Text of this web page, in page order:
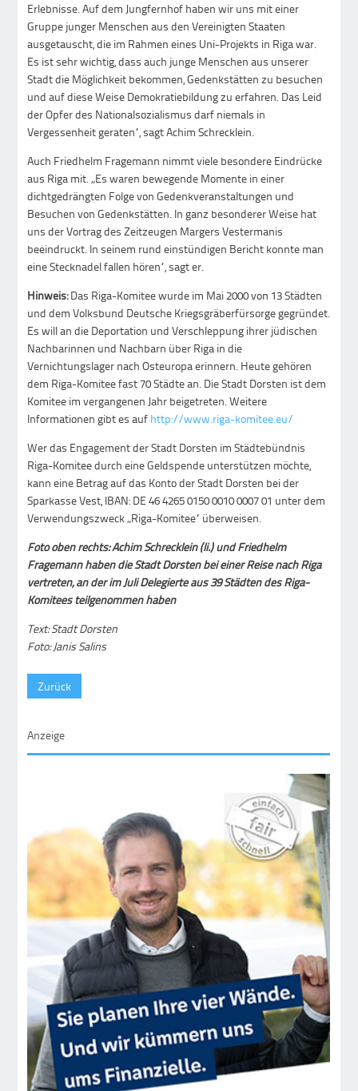
Erlebnisse. Auf dem Jungfernhof haben wir uns mit einer
Gruppe junger Menschen aus den Vereinigten Staaten
ausgetauscht, die im Rahmen eines Uni-Projekts in Riga war.
Es ist sehr wichtig, dass auch junge Menschen aus unserer
Stadt die Möglichkeit bekommen, Gedenkstätten zu besuchen
und auf diese Weise Demokratiebildung zu erfahren. Das Leid
der Opfer des Nationalsozialismus darf niemals in
Vergessenheit geraten“, sagt Achim Schrecklein.
Auch Friedhelm Fragemann nimmt viele besondere Eindrücke
aus Riga mit. „Es waren bewegende Momente in einer
dichtgedrängten Folge von Gedenkveranstaltungen und
Besuchen von Gedenkstätten. In ganz besonderer Weise hat
uns der Vortrag des Zeitzeugen Margers Vestermanis
beeindruckt. In seinem rund einstündigen Bericht konnte man
eine Stecknadel fallen hören“, sagt er.
Hinweis:Das Riga-Komitee wurde im Mai 2000 von 13 Städten
und dem Volksbund Deutsche Kriegsgräberfürsorge gegründet.
Es will an die Deportation und Verschleppung ihrer jüdischen
Nachbarinnen und Nachbarn über Riga in die
Vernichtungslager nach Osteuropa erinnern. Heute gehören
dem Riga-Komitee fast 70 Städte an. Die Stadt Dorsten ist dem
Komitee im vergangenen Jahr beigetreten. Weitere
Informationen gibt es auf http://www.riga-komitee.eu/
Wer das Engagement der Stadt Dorsten im Städtebündnis
Riga-Komitee durch eine Geldspende unterstützen möchte,
kann eine Betrag auf das Konto der Stadt Dorsten bei der
Sparkasse Vest, IBAN: DE 46 4265 0150 0010 0007 01 unter dem
Verwendungszweck „Riga-Komitee“ überweisen.
Foto oben rechts: Achim Schrecklein (li.) und Friedhelm
Fragemann haben die Stadt Dorsten bei einer Reise nach Riga
vertreten, an der im Juli Delegierte aus 39 Städten des Riga-
Komitees teilgenommen haben
Text: Stadt Dorsten
Foto: Janis Salins
Zurück
Anzeige